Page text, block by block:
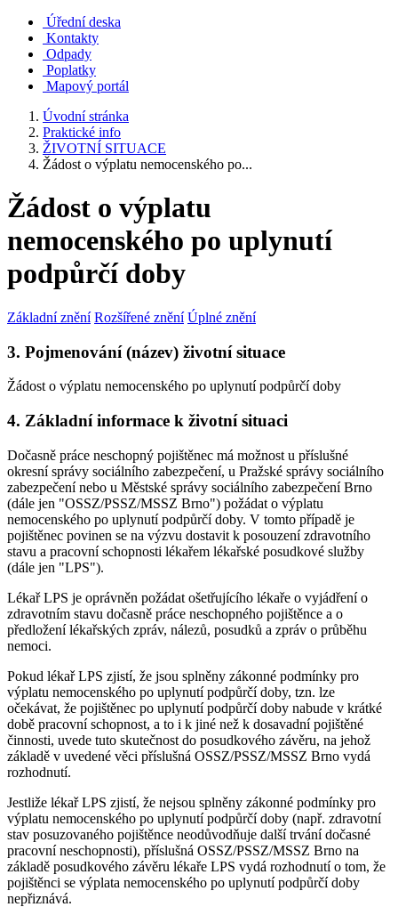
Úřední deska
Kontakty
Odpady
Poplatky
Mapový portál
Úvodní stránka
Praktické info
ŽIVOTNÍ SITUACE
Žádost o výplatu nemocenského po...
Žádost o výplatu
nemocenského po uplynutí
podpůrčí doby
Základní znění Rozšířené znění Úplné znění
3. Pojmenování (název) životní situace
Žádost o výplatu nemocenského po uplynutí podpůrčí doby
4. Základní informace k životní situaci
Dočasně práce neschopný pojištěnec má možnost u příslušné
okresní správy sociálního zabezpečení, u Pražské správy sociálního
zabezpečení nebo u Městské správy sociálního zabezpečení Brno
(dále jen "OSSZ/PSSZ/MSSZ Brno") požádat o výplatu
nemocenského po uplynutí podpůrčí doby. V tomto případě je
pojištěnec povinen se na výzvu dostavit k posouzení zdravotního
stavu a pracovní schopnosti lékařem lékařské posudkové služby
(dále jen "LPS").
Lékař LPS je oprávněn požádat ošetřujícího lékaře o vyjádření o
zdravotním stavu dočasně práce neschopného pojištěnce a o
předložení lékařských zpráv, nálezů, posudků a zpráv o průběhu
nemoci.
Pokud lékař LPS zjistí, že jsou splněny zákonné podmínky pro
výplatu nemocenského po uplynutí podpůrčí doby, tzn. lze
očekávat, že pojištěnec po uplynutí podpůrčí doby nabude v krátké
době pracovní schopnost, a to i k jiné než k dosavadní pojištěné
činnosti, uvede tuto skutečnost do posudkového závěru, na jehož
základě v uvedené věci příslušná OSSZ/PSSZ/MSSZ Brno vydá
rozhodnutí.
Jestliže lékař LPS zjistí, že nejsou splněny zákonné podmínky pro
výplatu nemocenského po uplynutí podpůrčí doby (např. zdravotní
stav posuzovaného pojištěnce neodůvodňuje další trvání dočasné
pracovní neschopnosti), příslušná OSSZ/PSSZ/MSSZ Brno na
základě posudkového závěru lékaře LPS vydá rozhodnutí o tom, že
pojištěnci se výplata nemocenského po uplynutí podpůrčí doby
nepřiznává.